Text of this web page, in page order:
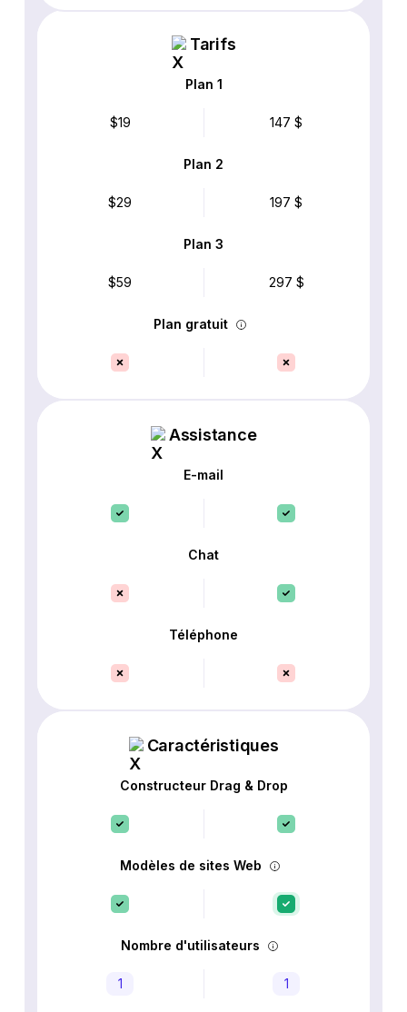
Tarifs
Plan 1
$19 147 $
Plan 2
$29 197 $
Plan 3
$59 297 $
Plan gratuit
Assistance
E-mail
Chat
Téléphone
Caractéristiques
Constructeur Drag & Drop
Modèles de sites Web
Nombre d'utilisateurs
1 1